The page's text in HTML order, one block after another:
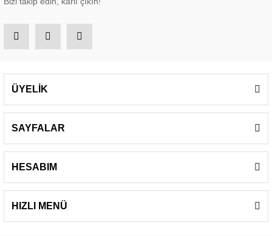
ÜYELİK
SAYFALAR
HESABIM
HIZLI MENÜ